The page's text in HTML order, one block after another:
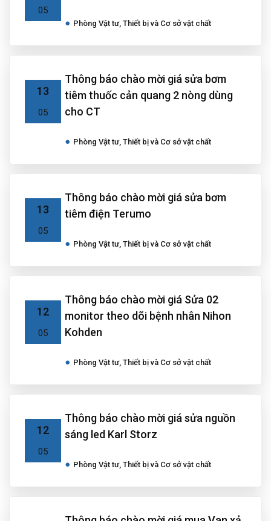
05
Phòng Vật tư, Thiết bị và Cơ sở vật chất
13
05
Thông báo chào mời giá sửa bơm
tiêm thuốc cản quang 2 nòng dùng
cho CT
Phòng Vật tư, Thiết bị và Cơ sở vật chất
13
05
Thông báo chào mời giá sửa bơm
tiêm điện Terumo
Phòng Vật tư, Thiết bị và Cơ sở vật chất
12
05
Thông báo chào mời giá Sửa 02
monitor theo dõi bệnh nhân Nihon
Kohden
Phòng Vật tư, Thiết bị và Cơ sở vật chất
12
05
Thông báo chào mời giá sửa nguồn
sáng led Karl Storz
Phòng Vật tư, Thiết bị và Cơ sở vật chất